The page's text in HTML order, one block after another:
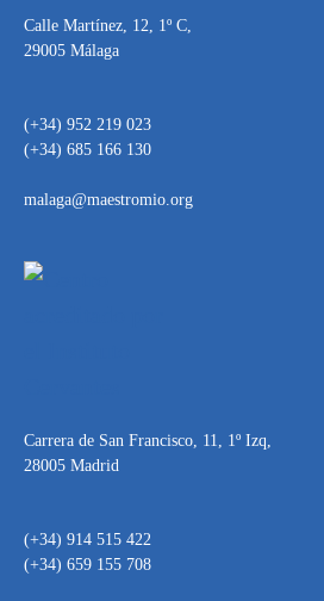
Calle Martínez, 12, 1º C,
29005 Málaga
(+34) 952 219 023
(+34) 685 166 130
malaga@maestromio.org
Carrera de San Francisco, 11, 1º Izq,
28005 Madrid
(+34) 914 515 422
(+34) 659 155 708